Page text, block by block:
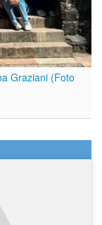
Graziani (Foto